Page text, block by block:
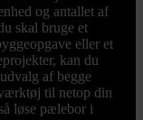
og antallet af
skal bruge et
eller et
kan du
af begge
til netop din
løse pælebor i